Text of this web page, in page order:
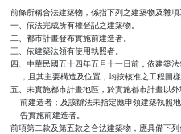
前條所稱合法建築物，係指下列之建築物及雜項
一、依法完成所有權登記之建築物。
二、都市計畫發布實施前建造者。
三、依建築法領有使用執照者。
四、中華民國五十四年五月十一日前，依建築法
，且其主要構造及位置，均按核准之工程圖樣
五、未實施都市計畫地區，於實施都市計畫以
前建造者；及該辦法未指定應申領建築執照
    告實施前建造者。
前項第二款及第五款之合法建築物，應具備下列